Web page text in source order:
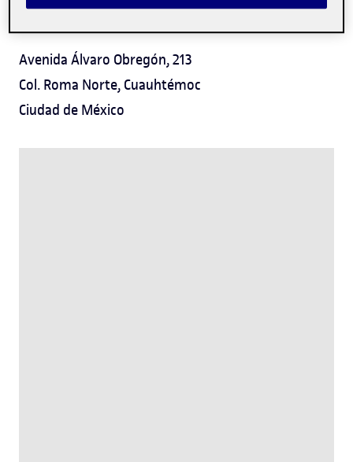
Avenida Álvaro Obregón, 213
Col. Roma Norte, Cuauhtémoc
Ciudad de México